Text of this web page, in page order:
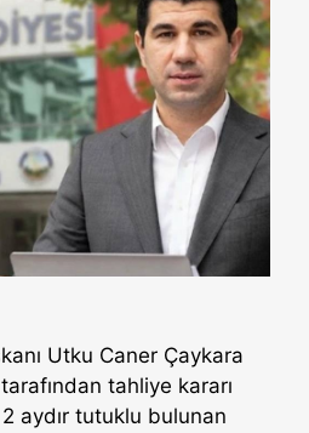
Utku Caner Çaykara
tahliye kararı
2 aydır tutuklu bulunan